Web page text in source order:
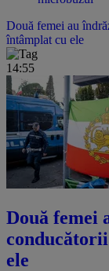
Două femei au
întâmplat cu ele
14:55
Două femei
ele